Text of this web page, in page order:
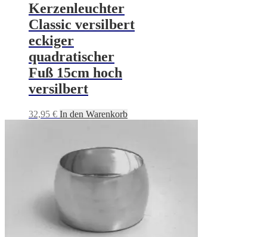
Kerzenleuchter
Classic versilbert
eckiger
quadratischer
Fuß 15cm hoch
versilbert
32,95 € In den Warenkorb